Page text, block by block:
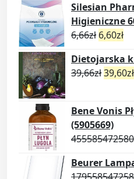
Silesian
Higieniczne
6,66zł 6,60zł
Dietojarska
39,66zł39,60zł
Bene Vonis
(5905669)
Beurer